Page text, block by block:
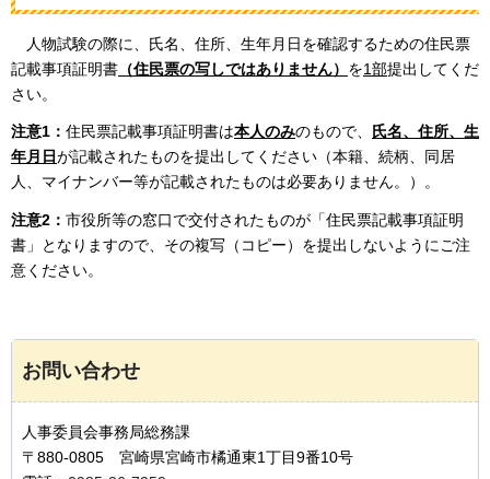
人物試験の際に、氏名、住所、生年月日を確認するための住民票
記載事項証明書 （住民票の写しではありません） を1部提出してくだ
さい。
注意1： 住民票記載事項証明書は本人のみのもので、
氏名、住所、生
年月日が記載されたものを提出してください（本籍、続柄、同居
人、マイナンバー等が記載されたものは必要ありません。）。
注意2： 市役所等の窓口で交付されたものが「住民票記載事項証明
書」となりますので、その複写（コピー）を提出しないようにご注
意ください。
お問い合わせ
人事委員会事務局総務課
〒880-0805 宮崎県宮崎市橘通東1丁目9番10号